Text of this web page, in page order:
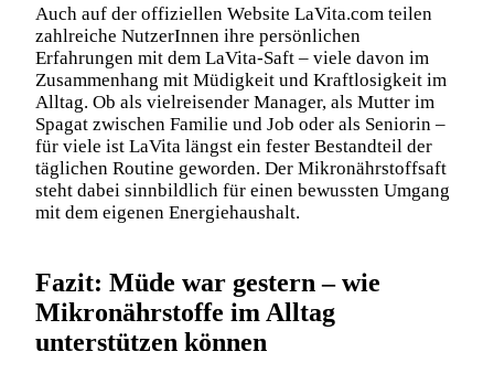
Auch auf der offiziellen Website LaVita.com teilen
zahlreiche NutzerInnen ihre persönlichen
Erfahrungen mit dem LaVita-Saft – viele davon im
Zusammenhang mit Müdigkeit und Kraftlosigkeit im
Alltag. Ob als vielreisender Manager, als Mutter im
Spagat zwischen Familie und Job oder als Seniorin –
für viele ist LaVita längst ein fester Bestandteil der
täglichen Routine geworden. Der Mikronährstoffsaft
steht dabei sinnbildlich für einen bewussten Umgang
mit dem eigenen Energiehaushalt.
Fazit: Müde war gestern – wie
Mikronährstoffe im Alltag
unterstützen können